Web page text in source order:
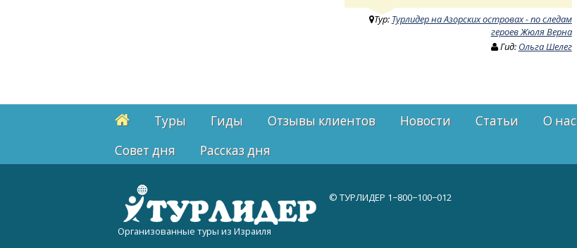
Тур: Турлидер на Азорских островах - по следам
героев Жюля Верна
Гид: Ольга Шелег
Туры Гиды Отзывы клиентов Новости Статьи О нас
Cовет дня
Рассказ дня
© ТУРЛИДЕР 1−800−100−012
Организованные туры из Израиля